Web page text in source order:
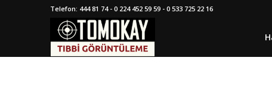
Telefon: 444 81 74 - 0 224 452 59 59 - 0 533 725 22 16